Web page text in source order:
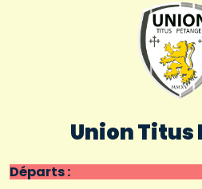
Union Titus
Départs :